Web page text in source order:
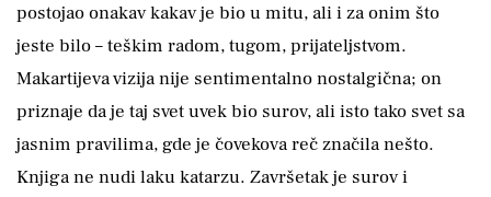
postojao onakav kakav je bio u mitu, ali i za onim što
jeste bilo – teškim radom, tugom, prijateljstvom.
Makartijeva vizija nije sentimentalno nostalgična; on
priznaje da je taj svet uvek bio surov, ali isto tako svet sa
jasnim pravilima, gde je čovekova reč značila nešto.
Knjiga ne nudi laku katarzu. Završetak je surov i